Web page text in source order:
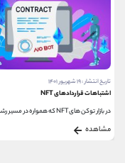
تاریخ انتشار : ۱۹ شهریور ۱۴۰۱
اشتباهات قراردادهای NFT
در بازار توکن‌ های NFT که همواره در مسیر رشد...
مشاهده